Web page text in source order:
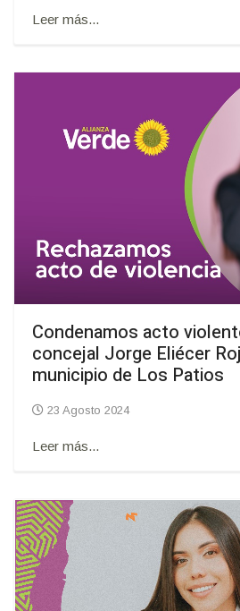
Leer más...
Condenamos acto
concejal Jorge Eliécer
municipio de Los Patios
23 Agosto 2024
Leer más...